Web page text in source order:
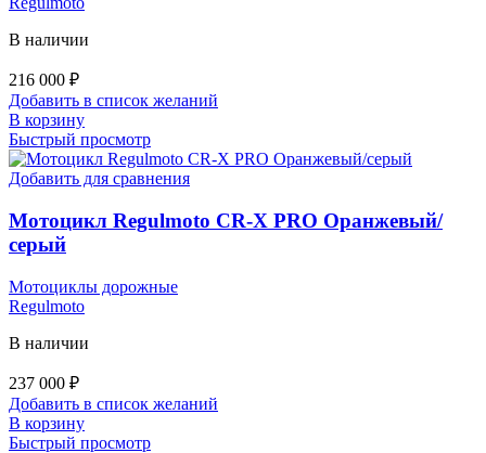
В наличии
216 000 ₽
Добавить в список желаний
В корзину
Быстрый просмотр
Добавить для сравнения
Мотоцикл Regulmoto CR-X PRO Оранжевый/
серый
Мотоциклы дорожные
Regulmoto
В наличии
237 000 ₽
Добавить в список желаний
В корзину
Быстрый просмотр